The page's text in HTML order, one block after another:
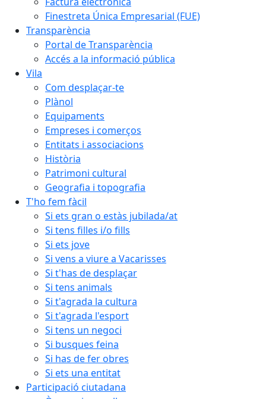
Finestreta Única Empresarial (FUE)
Transparència
Portal de Transparència
Accés a la informació pública
Vila
Com desplaçar-te
Plànol
Equipaments
Empreses i comerços
Entitats i associacions
Història
Patrimoni cultural
Geografia i topografia
T'ho fem fàcil
Si ets gran o estàs jubilada/at
Si tens filles i/o fills
Si ets jove
Si vens a viure a Vacarisses
Si t'has de desplaçar
Si tens animals
Si t'agrada la cultura
Si t'agrada l'esport
Si tens un negoci
Si busques feina
Si has de fer obres
Si ets una entitat
Participació ciutadana